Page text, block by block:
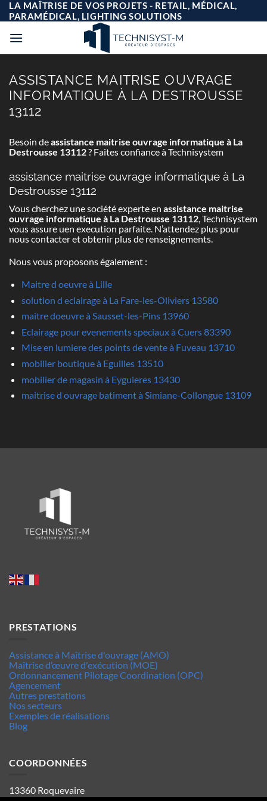
Passer
au
contenu
LA MAÎTRISE DE VOS PROJETS - RETAIL, MÉDICAL,
PARAMÉDICAL, LIGHTING SOLUTIONS
ASSISTANCE MAITRISE OUVRAGE
INFORMATIQUE À LA DESTROUSSE
13112
Besoin deassistance maitrise ouvrage informatique à La
Destrousse 13112? Faites confiance à Technisystem
assistance maitrise ouvrage informatique à La
Destrousse 13112
Vous cherchez une société experte en assistance maitrise
ouvrage informatique à La Destrousse 13112, Technisystem
vous assure uen execution parfaite. N’attendez plus pour
nous contacter et obtenir plus de renseignements.
Nous vous proposons également :
Maitre d oeuvre à Lille
solution d eclairage à La Fare-les-Oliviers 13580
maitre doeuvre à Sausset-les-Pins 13960
Eclairage pour evenements speciaux à Cuers 83390
Mise en lumiere des points de vente à Fuveau 13710
mobilier boutique à Eguilles 13510
mobilier de magasin à Eyguieres 13430
maitrise d ouvrage batiment à Simiane-Collongue 13109
PRESTATIONS
Assistance à Maîtrise d'ouvrage (AMO)
Maîtrise d’œuvre d'exécution (MOE)
Ordonnancement Pilotage Coordination (OPC)
Agencement
Autres prestations
Nos secteurs
Exemples de réalisations
Blog
COORDONNÉES
13360 Roquevaire